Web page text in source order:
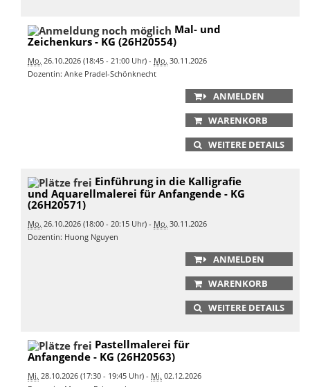
Mal- und
Zeichenkurs - KG (26H20554)
Mo. 26.10.2026 (18:45 - 21:00 Uhr) - Mo. 30.11.2026
Dozentin: Anke Pradel-Schönknecht
ANMELDEN
WARENKORB
WEITERE DETAILS
Einführung in die Kalligrafie
und Aquarellmalerei für Anfangende - KG
(26H20571)
Mo. 26.10.2026 (18:00 - 20:15 Uhr) - Mo. 30.11.2026
Dozentin: Huong Nguyen
ANMELDEN
WARENKORB
WEITERE DETAILS
Pastellmalerei für
Anfangende - KG (26H20563)
Mi. 28.10.2026 (17:30 - 19:45 Uhr) - Mi. 02.12.2026